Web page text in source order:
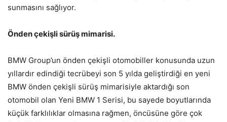
sunmasını sağlıyor.
Önden çekişli sürüş mimarisi.
BMW Group’un önden çekişli otomobiller konusunda uzun
yıllardır edindiği tecrübeyi son 5 yılda geliştirdiği en yeni
BMW önden çekişli sürüş mimarisiyle aktardığı son
otomobil olan Yeni BMW 1 Serisi, bu sayede boyutlarında
küçük farklılıklar olmasına rağmen, öncüsüne göre çok